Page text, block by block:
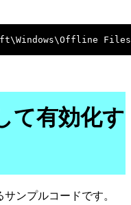
て有効化す
ンプルコードです。